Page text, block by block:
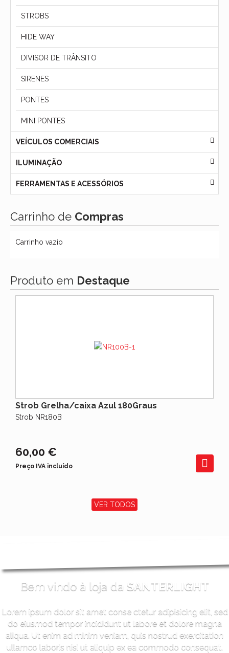
STROBS
HIDE WAY
DIVISOR DE TRÂNSITO
SIRENES
PONTES
MINI PONTES
VEÍCULOS COMERCIAIS
ILUMINAÇÃO
FERRAMENTAS E ACESSÓRIOS
Carrinho de Compras
Carrinho vazio
Produto em Destaque
Strob Grelha/caixa Azul 180Graus
Strob NR180B
60,00 €
Preço IVA incluído
VER TODOS
Bem vindo à loja da SANTERLIGHT
Lorem ipsum dolor sit amet conse ctetur adipisicing elit, sed
do eiusmod tempor incididunt ut labore et dolore magna
aliqua. Ut enim ad minim veniam, quis nostrud exercitation
ullamco laboris nisi ut aliquip ex ea commodo consequat.